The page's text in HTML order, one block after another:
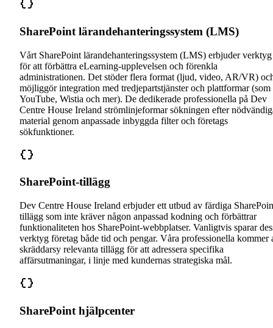
SharePoint lärandehanteringssystem (LMS)
Vårt SharePoint lärandehanteringssystem (LMS) erbjuder verktyg
för att förbättra eLearning-upplevelsen och förenkla
administrationen. Det stöder flera format (ljud, video, AR/VR)
möjliggör integration med tredjepartstjänster och plattformar (som
YouTube, Wistia och mer). De dedikerade professionella på Dev
Centre House Ireland strömlinjeformar sökningen efter
material genom anpassade inbyggda filter och företags
sökfunktioner.
SharePoint-tillägg
Dev Centre House Ireland erbjuder ett utbud av färdiga
tillägg som inte kräver någon anpassad kodning och förbättrar
funktionaliteten hos SharePoint-webbplatser. Vanligtvis sparar
verktyg företag både tid och pengar. Våra professionella kommer
skräddarsy relevanta tillägg för att adressera specifika
affärsutmaningar, i linje med kundernas strategiska mål.
SharePoint hjälpcenter